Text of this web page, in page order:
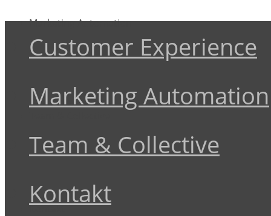
Marketing Automation
Kontakt
Customer Experience
Marketing Automation
Team & Collective
Kontakt